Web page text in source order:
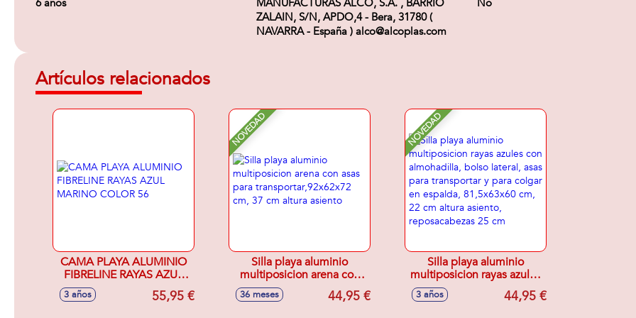
6 años
MANUFACTURAS ALCO, S.A. , BARRIO
ZALAIN, S/N, APDO,4 - Bera, 31780 (
NAVARRA - España ) alco@alcoplas.com
No
Artículos relacionados
CAMA PLAYA ALUMINIO
FIBRELINE RAYAS AZUL
MARINO COLOR 56
3 años 55,95 €
NOVEDAD
Silla playa aluminio
multiposicion arena con
asas para
transportar,92x62x72 cm,
36 meses 44,95 €
NOVEDAD
Silla playa aluminio
multiposicion rayas azules
con almohadilla, bolso
lateral, asas para
3 años 44,95 €